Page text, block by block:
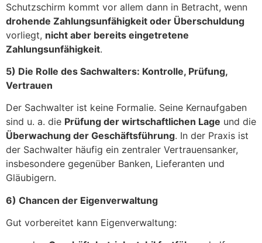
Schutzschirm kommt vor allem dann in Betracht, wenn
drohende Zahlungsunfähigkeit oder Überschuldung
vorliegt, nicht aber bereits eingetretene
Zahlungsunfähigkeit.
5) Die Rolle des Sachwalters: Kontrolle, Prüfung,
Vertrauen
Der Sachwalter ist keine Formalie. Seine Kernaufgaben
sind u. a. die Prüfung der wirtschaftlichen Lage und die
Überwachung der Geschäftsführung. In der Praxis ist
der Sachwalter häufig ein zentraler Vertrauensanker,
insbesondere gegenüber Banken, Lieferanten und
Gläubigern.
6) Chancen der Eigenverwaltung
Gut vorbereitet kann Eigenverwaltung: